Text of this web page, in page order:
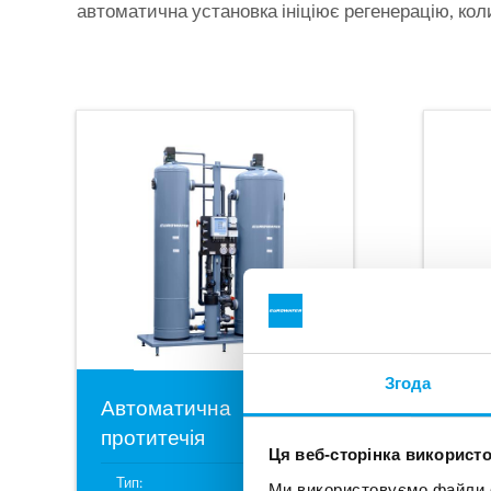
Згода
Ця веб-сторінка
автоматична установка ініціює регенерацію,
Автоматична
протитечія
Тип: DMCE Тип: